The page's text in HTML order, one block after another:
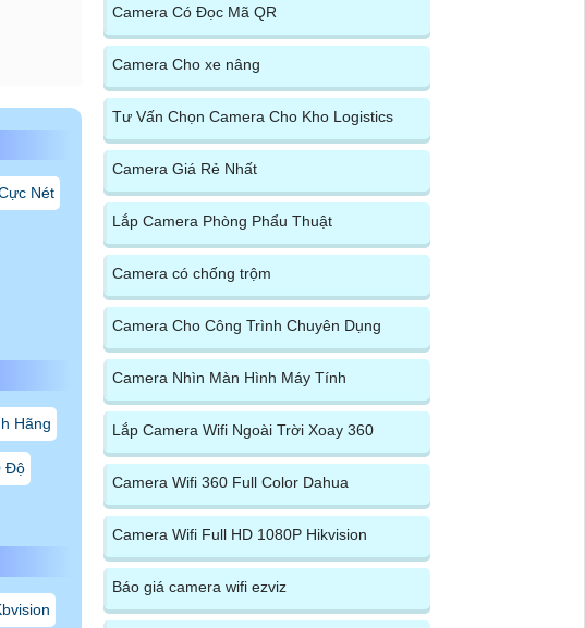
Nét
Hãng
Độ
Camera Có Đọc Mã QR
Camera Cho xe nâng
Tư Vấn Chọn Camera Cho Kho Logistics
Camera Giá Rẻ Nhất
Lắp Camera Phòng Phẩu Thuật
Camera có chống trộm
Camera Cho Công Trình Chuyên Dụng
Camera Nhìn Màn Hình Máy Tính
Lắp Camera Wifi Ngoài Trời Xoay 360
Camera Wifi 360 Full Color Dahua
Camera Wifi Full HD 1080P Hikvision
Báo giá camera wifi ezviz